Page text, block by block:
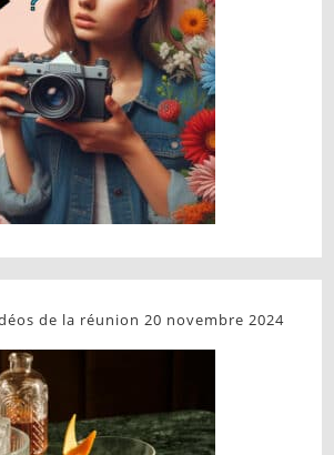
de la réunion 20 novembre 2024